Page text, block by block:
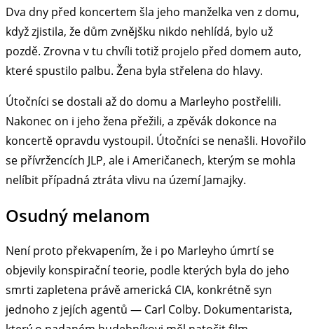
Dva dny před koncertem šla jeho manželka ven z domu,
když zjistila, že dům zvnějšku nikdo nehlídá, bylo už
pozdě. Zrovna v tu chvíli totiž projelo před domem auto,
které spustilo palbu. Žena byla střelena do hlavy.
Útočníci se dostali až do domu a Marleyho postřelili.
Nakonec on i jeho žena přežili, a zpěvák dokonce na
koncertě opravdu vystoupil. Útočníci se nenašli. Hovořilo
se přívržencích JLP, ale i Američanech, kterým se mohla
nelíbit případná ztráta vlivu na území Jamajky.
Osudný melanom
Není proto překvapením, že i po Marleyho úmrtí se
objevily konspirační teorie, podle kterých byla do jeho
smrti zapletena právě americká CIA, konkrétně syn
jednoho z jejích agentů — Carl Colby. Dokumentarista,